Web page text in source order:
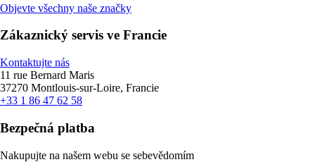
Objevte všechny naše značky
Zákaznický servis ve Francie
Kontaktujte nás
11 rue Bernard Maris
37270 Montlouis-sur-Loire, Francie
+33 1 86 47 62 58
Bezpečná platba
Nakupujte na našem webu se sebevědomím